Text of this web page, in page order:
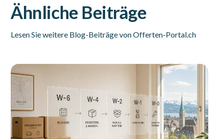
Ähnliche Beiträge
Lesen Sie weitere Blog-Beiträge von Offerten-Portal.ch